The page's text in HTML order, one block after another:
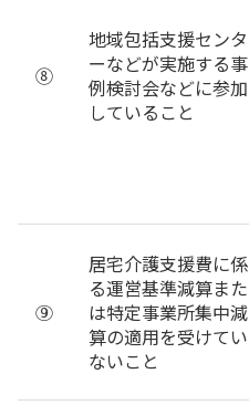
⑧
地域包括支援センタ
ーなどが実施する事
例検討会などに参加
していること
⑨
居宅介護支援費に係
る運営基準減算また
は特定事業所集中減
算の適用を受けてい
ないこと